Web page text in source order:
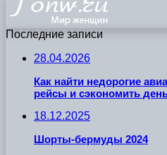
Последние записи
28.04.2026
Как найти недорогие
рейсы и сэкономить
18.12.2025
Шорты-бермуды 2024